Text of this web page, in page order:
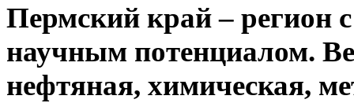
Пермский край – регион
научным потенциалом.
нефтяная, химическая,